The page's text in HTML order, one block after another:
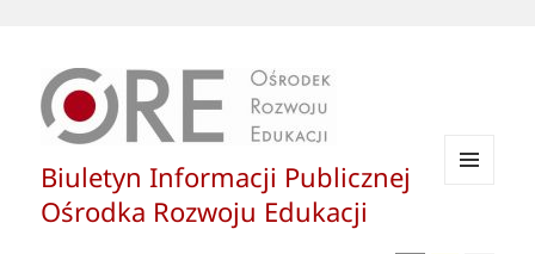
Biuletyn Informacji Publicznej
Ośrodka Rozwoju Edukacji